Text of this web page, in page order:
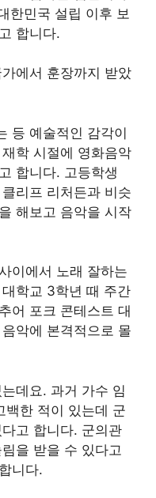
한민국 설립 이후 보
합니다.
에서 훈장까지 받았
등 예술적인 감각이
학 시절에 영화음악
합니다. 고등학생
리프 리처든과 비슷
해보고 음악을 시작
이에서 노래 잘하는
학교 3학년 때 주간
어 포크 콘테스트 대
악에 본격적으로 몰
데요. 과거 가수 임
백한 적이 있는데 군
고 합니다. 군의관
을 받을 수 있다고
니다.